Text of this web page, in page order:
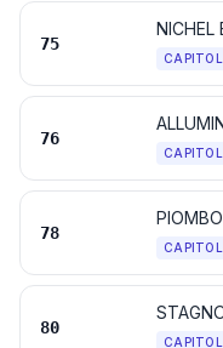
75
NICHEL
76
78
80